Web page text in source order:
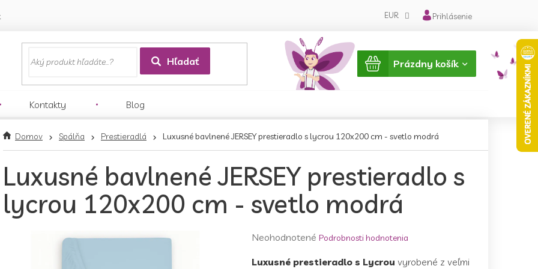
EUR Prihlásenie
Hľadať
Nákupný
košík
Prázdny košík
Kontakty Blog
Domov Spálňa Prestieradlá Luxusné bavlnené JERSEY prestieradlo s lycrou 120x200 cm - svetlo modrá
Luxusné bavlnené JERSEY prestieradlo s
lycrou 120x200 cm - svetlo modrá
Priemerné
produktu
Neohodnotené Podrobnosti hodnotenia
Luxusné prestieradlo s Lycrou vyrobené z veľmi